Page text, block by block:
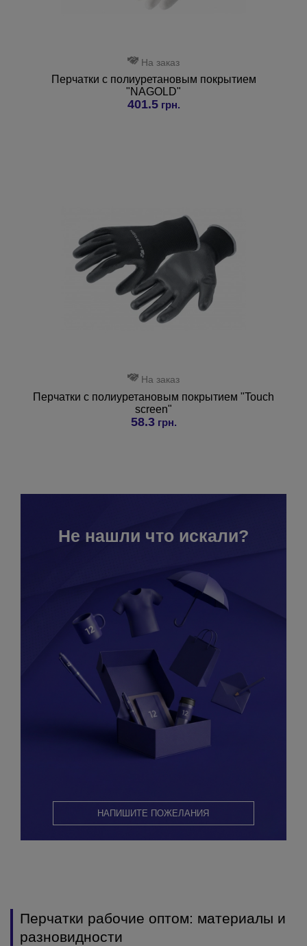
На заказ
Перчатки с полиуретановым покрытием
"NAGOLD"
401.5грн.
На заказ
Перчатки с полиуретановым покрытием "Touch
screen"
58.3грн.
Не нашли что искали?
НАПИШИТЕ ПОЖЕЛАНИЯ
Перчатки рабочие оптом: материалы и
разновидности